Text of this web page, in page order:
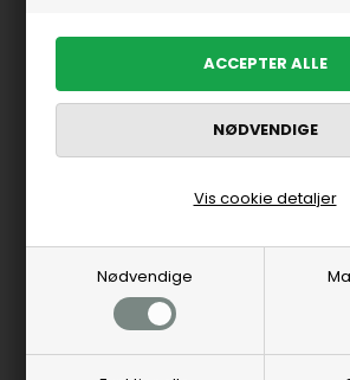
Nødvendige
Vis cookie detaljer